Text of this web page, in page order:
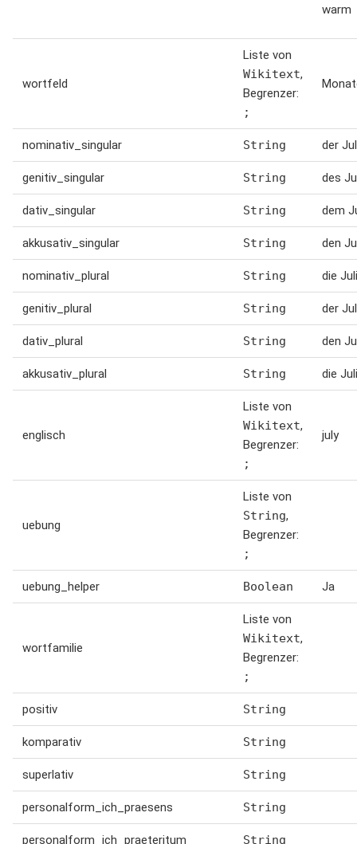
warm
wortfeld
Liste von
Wikitext,
Begrenzer:
;
nominativ_singular String der
genitiv_singular String des
dativ_singular String dem
akkusativ_singular String den
nominativ_plural String die
genitiv_plural String der
dativ_plural String den
akkusativ_plural String die
englisch
Liste von
Wikitext,
Begrenzer:
;
july
uebung
Liste von
String,
Begrenzer:
;
uebung_helper Boolean Ja
wortfamilie
Liste von
Wikitext,
Begrenzer:
;
positiv String
komparativ String
superlativ String
personalform_ich_praesens String
personalform_ich_praeteritum String